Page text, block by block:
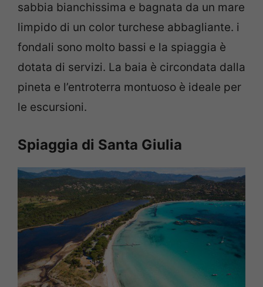
sabbia bianchissima e bagnata da un mare
limpido di un color turchese abbagliante. i
fondali sono molto bassi e la spiaggia è
dotata di servizi. La baia è circondata dalla
pineta e l’entroterra montuoso è ideale per
le escursioni.
Spiaggia di Santa Giulia